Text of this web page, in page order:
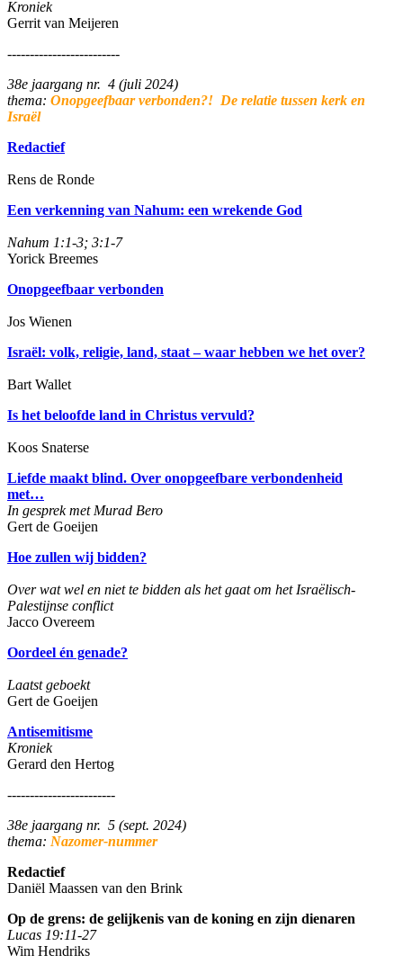
Kroniek
Gerrit van Meijeren
-------------------------
38e jaargang nr. 4 (juli 2024)
thema: Onopgeefbaar verbonden?! De relatie tussen kerk en
Israël
Redactief
Rens de Ronde
Een verkenning van Nahum: een wrekende God
Nahum 1:1-3; 3:1-7
Yorick Breemes
Onopgeefbaar verbonden
Jos Wienen
Israël: volk, religie, land, staat – waar hebben we het over?
Bart Wallet
Is het beloofde land in Christus vervuld?
Koos Snaterse
Liefde maakt blind. Over onopgeefbare verbondenheid
met…
In gesprek met Murad Bero
Gert de Goeijen
Hoe zullen wij bidden?
Over wat wel en niet te bidden als het gaat om het Israëlisch-
Palestijnse conflict
Jacco Overeem
Oordeel én genade?
Laatst geboekt
Gert de Goeijen
Antisemitisme
Kroniek
Gerard den Hertog
------------------------
38e jaargang nr. 5 (sept. 2024)
thema: Nazomer-nummer
Redactief
Daniël Maassen van den Brink
Op de grens: de gelijkenis van de koning en zijn dienaren
Lucas 19:11-27
Wim Hendriks